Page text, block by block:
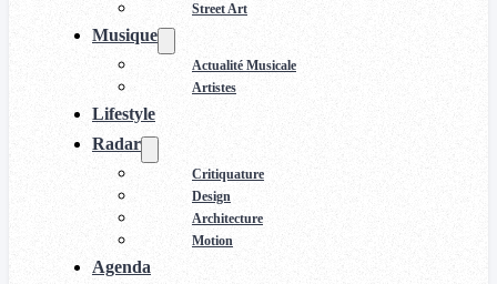
Street Art
Musique
Actualité Musicale
Artistes
Lifestyle
Radar
Critiquature
Design
Architecture
Motion
Agenda